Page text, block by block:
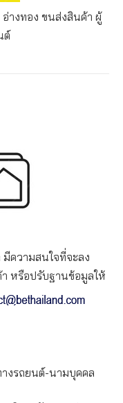
างทอง ขนส่งสินค้า ผู้
ต์
ความสนใจที่จะลง
หรือปรับฐานข้อมูลให้
งรถยนต์-นามบุคคล